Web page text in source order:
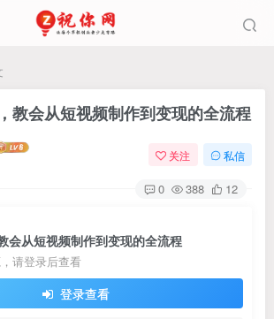
教会从短视频制作到变现的全流程
关注 私信
0 388 12
会从短视频制作到变现的全流程
请登录后查看
登录查看